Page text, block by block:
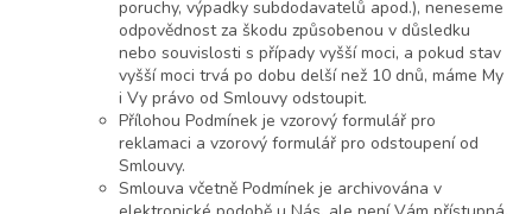
poruchy, výpadky subdodavatelů apod.), neneseme
odpovědnost za škodu způsobenou v důsledku
nebo souvislosti s případy vyšší moci, a pokud stav
vyšší moci trvá po dobu delší než 10 dnů, máme My
i Vy právo od Smlouvy odstoupit.
Přílohou Podmínek je vzorový formulář pro
reklamaci a vzorový formulář pro odstoupení od
Smlouvy.
Smlouva včetně Podmínek je archivována v